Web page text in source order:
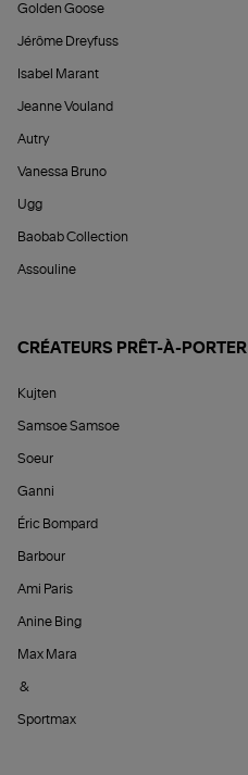
Golden Goose
Jérôme Dreyfuss
Isabel Marant
Jeanne Vouland
Autry
Vanessa Bruno
Ugg
Baobab Collection
Assouline
CRÉATEURS PRÊT-À-PORTER
Kujten
Samsoe Samsoe
Soeur
Ganni
Éric Bompard
Barbour
Ami Paris
Anine Bing
Max Mara
&
Sportmax